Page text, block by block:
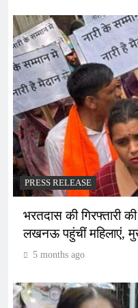
PRESS RELEASE
भरतदास की गिरफ्तारी
लखनऊ पहुंचीं महिलाएं,
5 months ago